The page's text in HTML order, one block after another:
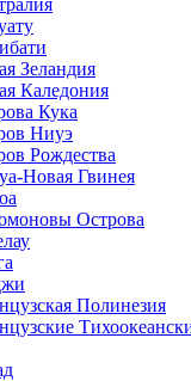
Зеландия
Каледония
Кука
Ниуэ
Рождества
Новая Гвинея
Острова
Полинезия